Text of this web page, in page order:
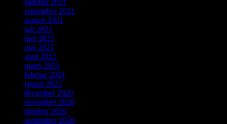
september 2021
august 2021
juli 2021
juni 2021
maj 2021
april 2021
marts 2021
februar 2021
januar 2021
december 2020
november 2020
oktober 2020
september 2020